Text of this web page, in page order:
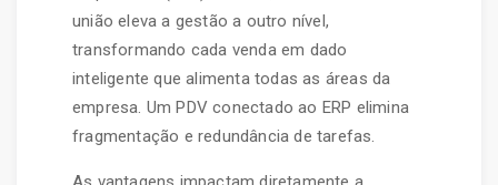
união eleva a gestão a outro nível,
transformando cada venda em dado
inteligente que alimenta todas as áreas da
empresa. Um PDV conectado ao ERP elimina
fragmentação e redundância de tarefas.